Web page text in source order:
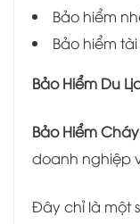
Bảo hiểm
Bảo hiểm
Bảo Hiểm Du
Bảo Hiểm
doanh nghiệp
Đây chỉ là một